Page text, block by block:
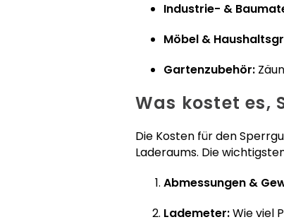
Industrie- &
Möbel &
Gartenzubehör:
Was kostet es,
Die Kosten für den
Laderaums. Die
Abmessungen &
Lademeter:Wie viel